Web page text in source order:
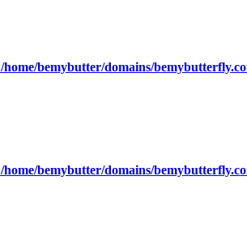
/home/bemybutter/domains/
/home/bemybutter/domains/